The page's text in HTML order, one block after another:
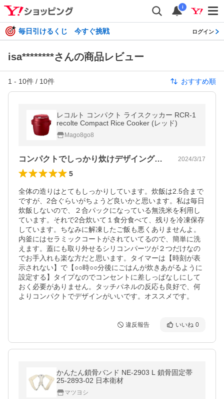
i
毎日引けるくじ 今すぐ挑戦 ログイン
isa********さんの商品レビュー
1 - 10件 / 10件 おすすめ順
レコルト コンパクト ライスクッカー RCR-1
recolte Compact Rice Cooker (レッド)
Mago8go8
コンパクトでしっかり炊けデザイングッド！ 2024/3/17
5
全体の造りはとてもしっかりしています。炊飯は2.5合まで
ですが、2合ぐらいがちょうど良いかと思います。私は毎日
炊飯しないので、２合パックになっている無洗米を利用し
ています。それで2合炊いて１食分食べて、残りを冷凍保存
しています。ちなみに解凍したご飯も悪くありませんよ。
内釜にはセラミックコートがされていてるので、簡単に洗
えます。蓋にも取り外せるシリコンパーツが２つだけなの
でお手入れも楽な方だと思います。タイマーは【時刻が表
示されない】で【○○時○○分後にごはんが炊きあがるように
設定する】タイプなのでコンセントに差しっぱなしにして
おく必要がありません。タッチパネルの反応も良好で、何
よりコンパクトでデザインがいいです。オススメです。
違反報告 いいね 0
かんたん鎖骨バンド NE-2903 L 鎖骨固定帯
25-2893-02 日本衛材
マツヨシ